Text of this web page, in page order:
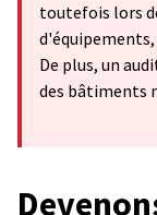
toutefois lors
De plus, un
des bâtiments